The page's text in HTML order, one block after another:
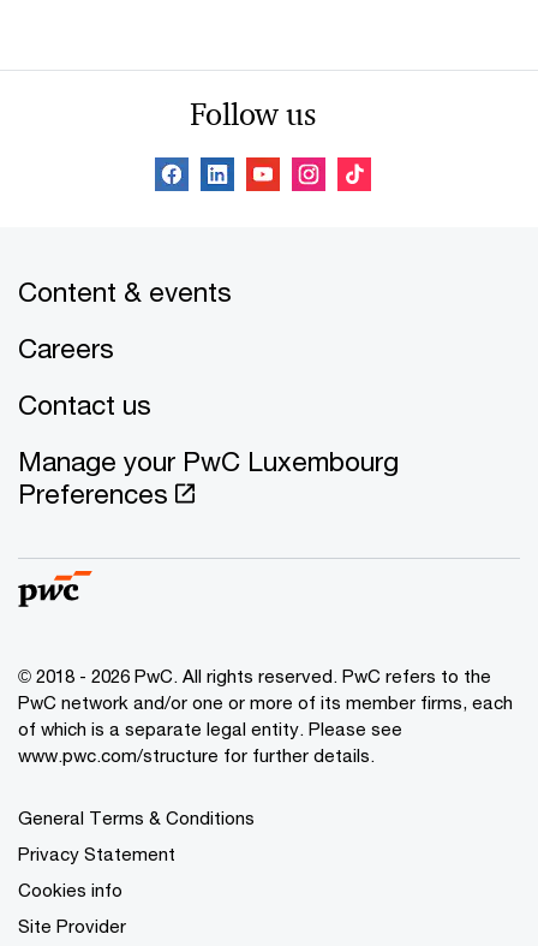
Follow us
Content & events
Careers
Contact us
Manage your PwC Luxembourg
Preferences
© 2018 - 2026 PwC. All rights reserved. PwC refers to the
PwC network and/or one or more of its member firms, each
of which is a separate legal entity. Please see
www.pwc.com/structure for further details.
General Terms & Conditions
Privacy Statement
Cookies info
Site Provider